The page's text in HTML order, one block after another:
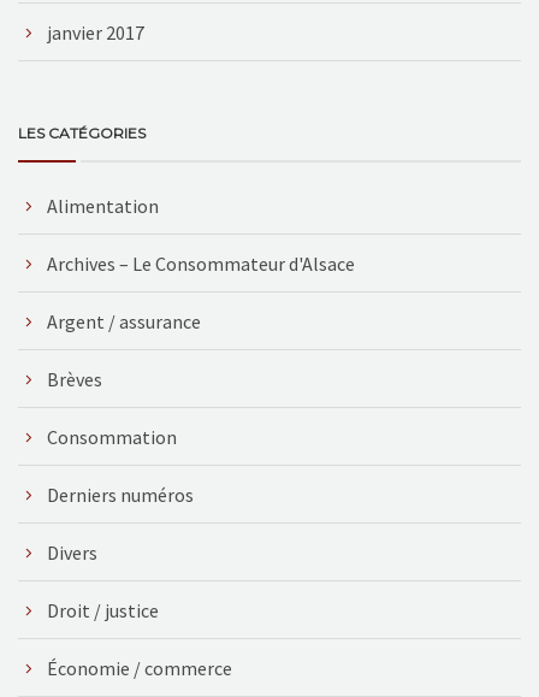
janvier 2017
LES CATÉGORIES
Alimentation
Archives – Le Consommateur d'Alsace
Argent / assurance
Brèves
Consommation
Derniers numéros
Divers
Droit / justice
Économie / commerce